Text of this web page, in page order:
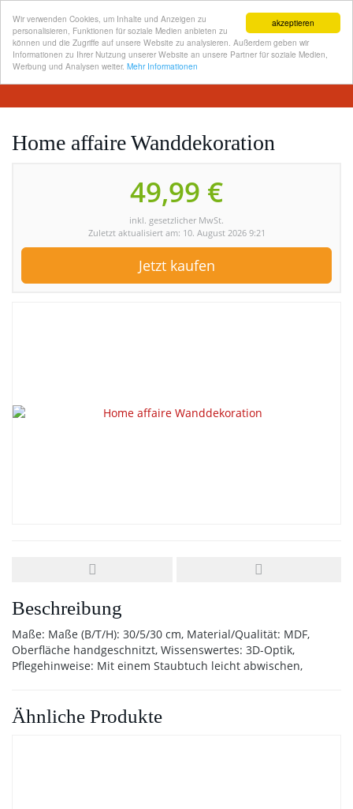
akzeptieren
Wir verwenden Cookies, um Inhalte und Anzeigen zu
personalisieren, Funktionen für soziale Medien anbieten zu
können und die Zugriffe auf unsere Website zu analysieren. Außerdem geben wir
Informationen zu Ihrer Nutzung unserer Website an unsere Partner für soziale Medien,
Werbung und Analysen weiter. Mehr Informationen
Skip
content
Home affaire Wanddekoration
49,99 €
inkl. gesetzlicher MwSt.
Zuletzt aktualisiert am: 10. August 2026 9:21
Jetzt kaufen
Beschreibung
Maße: Maße (B/T/H): 30/5/30 cm, Material/Qualität: MDF,
Oberfläche handgeschnitzt, Wissenswertes: 3D-Optik,
Pflegehinweise: Mit einem Staubtuch leicht abwischen,
Ähnliche Produkte